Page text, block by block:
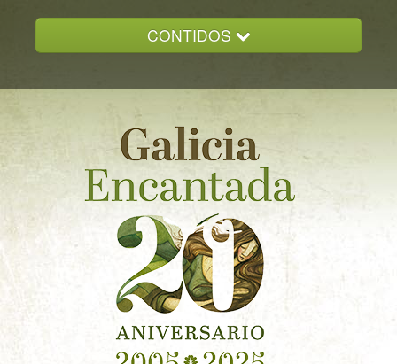
CONTIDOS
GALICIA ENCANTADA
DOCUMENTACION
NOVAS
CONTACTO